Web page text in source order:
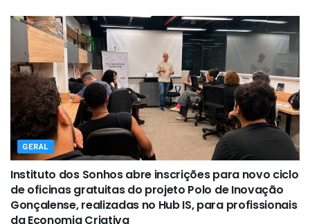
GERAL
Instituto dos Sonhos abre inscrições para novo ciclo
de oficinas gratuitas do projeto Polo de Inovação
Gonçalense, realizadas no Hub IS, para profissionais
da Economia Criativa